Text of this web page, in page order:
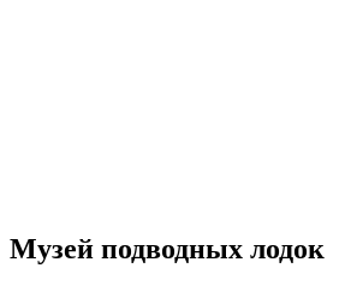
Музей подводных лодок